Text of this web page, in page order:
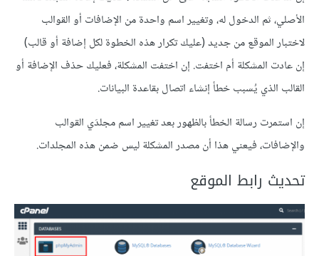
الأصلي، ثم الدخول له، وتغيير اسم واحدة من الإضافات أو القوالب
لاختبار الموقع من جديد (عليك تكرار هذه الخطوة لكل إضافة أو قالب)
إن عادت المشكلة أم اختفت. إن اختفت المشكلة، فعليك حذف الإضافة أو
القالب الذي يُسبب خطأ إنشاء اتصال بقاعدة البيانات.
إن استمرت رسالة الخطأ بالظهور بعد تغيير اسم مجلدَي القوالب
والإضافات، فيعني هذا أن مصدر المشكلة ليس ضمن هذه المجلدات.
تحديث رابط الموقع